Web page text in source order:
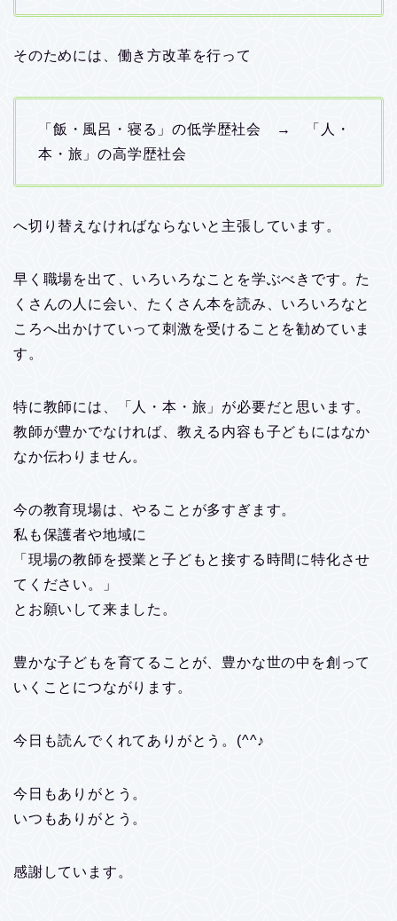
そのためには、働き方改革を行って
「飯・風呂・寝る」の低学歴社会 → 「人・
本・旅」の高学歴社会
へ切り替えなければならないと主張しています。
早く職場を出て、いろいろなことを学ぶべきです。た
くさんの人に会い、たくさん本を読み、いろいろなと
ころへ出かけていって刺激を受けることを勧めていま
す。
特に教師には、「人・本・旅」が必要だと思います。
教師が豊かでなければ、教える内容も子どもにはなか
なか伝わりません。
今の教育現場は、やることが多すぎます。
私も保護者や地域に
「現場の教師を授業と子どもと接する時間に特化させ
てください。」
とお願いして来ました。
豊かな子どもを育てることが、豊かな世の中を創って
いくことにつながります。
今日も読んでくれてありがとう。(^^♪
今日もありがとう。
いつもありがとう。
感謝しています。